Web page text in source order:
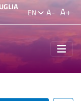
EN A- A+